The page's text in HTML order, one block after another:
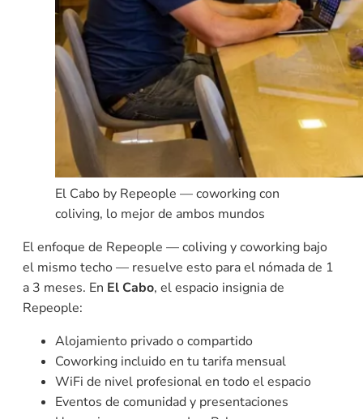
El Cabo by Repeople — coworking con
coliving, lo mejor de ambos mundos
El enfoque de Repeople — coliving y coworking bajo
el mismo techo — resuelve esto para el nómada de 1
a 3 meses. En El Cabo, el espacio insignia de
Repeople:
Alojamiento privado o compartido
Coworking incluido en tu tarifa mensual
WiFi de nivel profesional en todo el espacio
Eventos de comunidad y presentaciones